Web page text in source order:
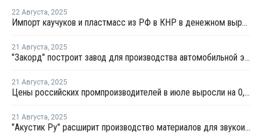
22 Августа, 2025
Импорт каучуков и пластмасс из РФ в КНР в денежном выражении вырос почти на 30%
21 Августа, 2025
"Закорд" построит завод для производства автомобильной электроники
21 Августа, 2025
Цены российских промпроизводителей в июле выросли на 0,9%
21 Августа, 2025
"Акустик Ру" расширит производство материалов для звукоизоляции и акустики